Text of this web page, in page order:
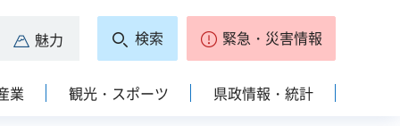
魅力 検索 緊急・災害情報
業 観光・スポーツ 県政情報・統計